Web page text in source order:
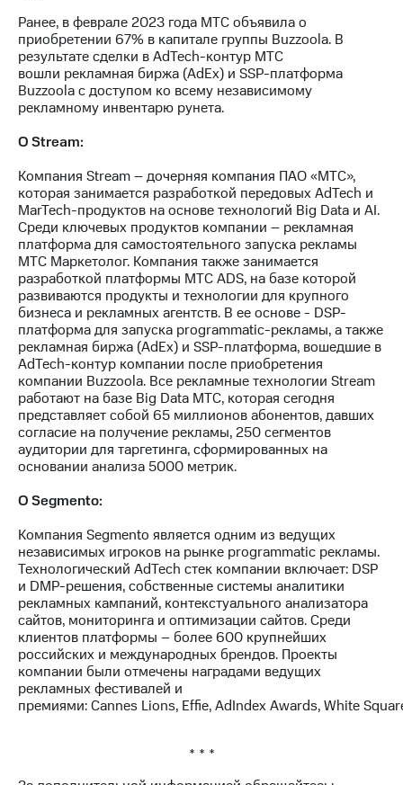
Ранее, в феврале 2023 года МТС объявила о
приобретении 67% в капитале группы Buzzoola. В
результате сделки в AdTech-контур МТС
вошли рекламная биржа (AdEx) и SSP-платформа
Buzzoola с доступом ко всему независимому
рекламному инвентарю рунета.
ОStream:
Компания Stream – дочерняя компания ПАО «МТС»,
которая занимается разработкой передовых AdTech и
MarTech-продуктов на основе технологий Big Data и AI.
Среди ключевых продуктов компании – рекламная
платформа для самостоятельного запуска рекламы
МТС Маркетолог. Компания также занимается
разработкой платформы МТС ADS, на базе которой
развиваются продукты и технологии для крупного
бизнеса и рекламных агентств. В ее основе - DSP-
платформа для запуска programmatic-рекламы, а также
рекламная биржа (AdEx) и SSP-платформа, вошедшие в
AdTech-контур компании после приобретения
компании Buzzoola. Все рекламные технологии Stream
работают на базе Big Data МТС, которая сегодня
представляет собой 65 миллионов абонентов, давших
согласие на получение рекламы, 250 сегментов
аудитории для таргетинга, сформированных на
основании анализа 5000 метрик.
ОSegmento:
Компания Segmento является одним из ведущих
независимых игроков на рынке programmatic рекламы.
Технологический AdTech стек компании включает: DSP
и DMP-решения, собственные системы аналитики
рекламных кампаний, контекстуального анализатора
сайтов, мониторинга и оптимизации сайтов. Среди
клиентов платформы – более 600 крупнейших
российских и международных брендов. Проекты
компании были отмечены наградами ведущих
рекламных фестивалей и
премиями: Cannes Lions, Effie, AdIndex Awards, White
* * *